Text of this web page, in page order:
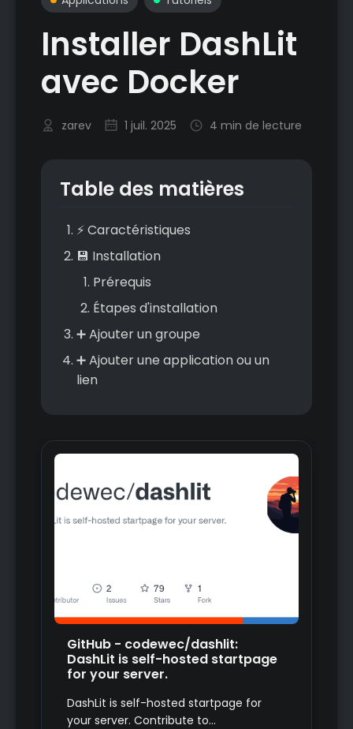
Installer DashLit
avec Docker
zarev 1 juil. 2025 4 min de lecture
Table des matières
⚡ Caractéristiques
💾 Installation
Prérequis
Étapes d'installation
➕ Ajouter un groupe
➕ Ajouter une application ou un
lien
GitHub - codewec/dashlit:
DashLit is self-hosted startpage
for your server.
DashLit is self-hosted startpage for
your server. Contribute to